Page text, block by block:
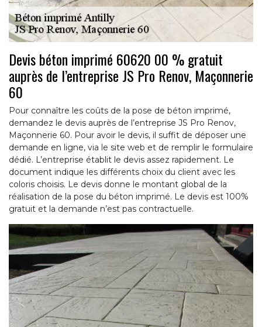
Devis béton imprimé 60620 00 % gratuit
auprès de l’entreprise JS Pro Renov, Maçonnerie
60
Pour connaître les coûts de la pose de béton imprimé,
demandez le devis auprès de l’entreprise JS Pro Renov,
Maçonnerie 60. Pour avoir le devis, il suffit de déposer une
demande en ligne, via le site web et de remplir le formulaire
dédié. L’entreprise établit le devis assez rapidement. Le
document indique les différents choix du client avec les
coloris choisis. Le devis donne le montant global de la
réalisation de la pose du béton imprimé. Le devis est 100%
gratuit et la demande n’est pas contractuelle.